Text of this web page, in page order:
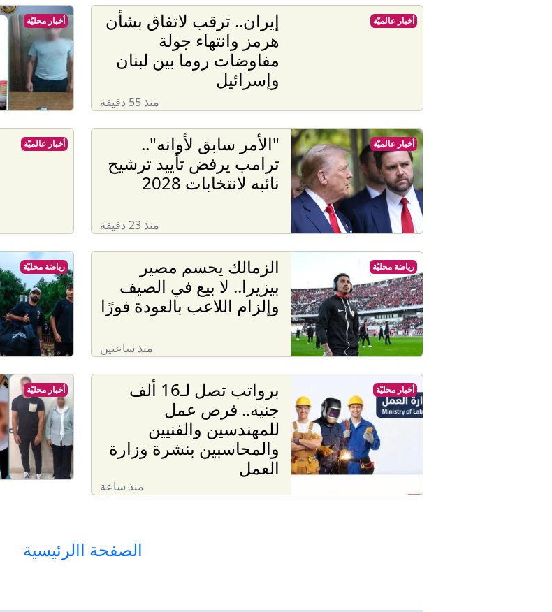
إيران.. ترقب لاتفاق بشأن
هرمز وانتهاء جولة
مفاوضات روما بين لبنان
وإسرائيل
منذ 55 دقيقة
أخبار عالميّة أخبار محليّة
"الأمر سابق لأوانه"..
ترامب يرفض تأييد ترشيح
نائبه لانتخابات 2028
منذ 23 دقيقة
أخبار عالميّة أخبار عالميّة
الزمالك يحسم مصير
بيزيرا.. لا بيع في الصيف
وإلزام اللاعب بالعودة فورًا
منذ ساعتين
رياضة محليّة رياضة محليّة
برواتب تصل لـ16 ألف
جنيه.. فرص عمل
للمهندسين والفنيين
والمحاسبين بنشرة وزارة
العمل
منذ ساعة
أخبار محليّة أخبار محليّة
الصفحة االرئيسية